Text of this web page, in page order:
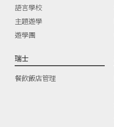
語言學校
主題遊學
遊學團
瑞士
餐飲飯店管理